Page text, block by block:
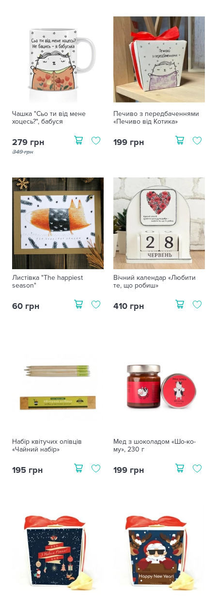
Чашка "Сьо ти від мене
хоцесь?", бабуся
279 грн
349 грн
Печиво з передбаченнями
«Печиво від Котика»
199 грн
Листівка "The happiest
season"
60 грн
Вічний календар «Любити
те, що робиш»
410 грн
Набір квітучих олівців
«Чайний набір»
195 грн
Мед з шоколадом «Шо-ко-
му», 230 г
199 грн